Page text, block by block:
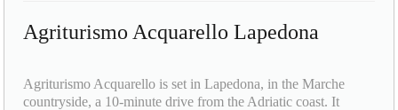
Agriturismo Acquarello Lapedona
Agriturismo Acquarello is set in Lapedona, in the Marche
countryside, a 10-minute drive from the Adriatic coast. It